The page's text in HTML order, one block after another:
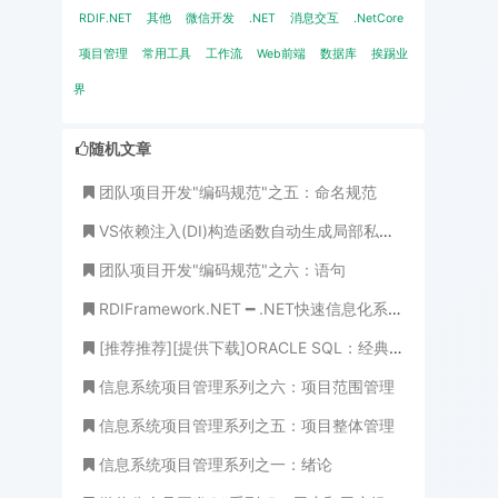
RDIF.NET 其他 微信开发 .NET 消息交互 .NetCore
项目管理 常用工具 工作流 Web前端 数据库 挨踢业
界
随机文章
团队项目开发"编码规范"之五：命名规范
VS依赖注入(DI)构造函数自动生成局部私有变量
团队项目开发"编码规范"之六：语句
RDIFramework.NET ━ .NET快速信息化系统开发框架 ━ 工作流程组件WinForm业务平台
[推荐推荐][提供下载]ORACLE SQL：经典查询练手系列文章收尾(目录篇)
信息系统项目管理系列之六：项目范围管理
信息系统项目管理系列之五：项目整体管理
信息系统项目管理系列之一：绪论